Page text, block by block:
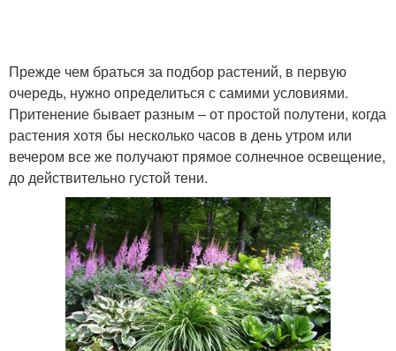
Прежде чем браться за подбор растений, в первую
очередь, нужно определиться с самими условиями.
Притенение бывает разным – от простой полутени, когда
растения хотя бы несколько часов в день утром или
вечером все же получают прямое солнечное освещение,
до действительно густой тени.